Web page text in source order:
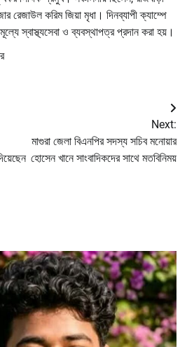
রেজাউল করিম জিয়া মৃধা। দিনব্যাপী ক্যাম্পে
স্বাস্থ্যসেবা ও ব্যবস্থাপত্র প্রদান করা হয়।
Next:
মাগুরা জেলা বিএনপির সদস্য সচিব মনোয়ার
হোসেন খানে সাংবাদিকদের সাথে মতবিনিময়